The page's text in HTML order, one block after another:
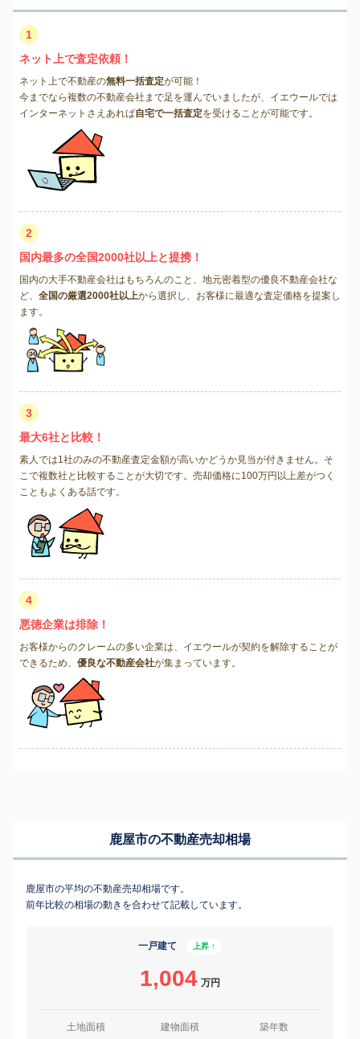
1
ネット上で査定依頼！
ネット上で不動産の無料一括査定が可能！
今までなら複数の不動産会社まで足を運んでいましたが、イエウールでは
インターネットさえあれば自宅で一括査定を受けることが可能です。
2
国内最多の全国2000社以上と提携！
国内の大手不動産会社はもちろんのこと、地元密着型の優良不動産会社な
ど、 全国の厳選2000社以上から選択し、お客様に最適な査定価格を提案し
ます。
3
最大6社と比較！
素人では1社のみの不動産査定金額が高いかどうか見当が付きません。そ
こで複数社と比較することが大切です。売却価格に100万円以上差がつく
こともよくある話です。
4
悪徳企業は排除！
お客様からのクレームの多い企業は、イエウールが契約を解除することが
できるため、 優良な不動産会社が集まっています。
鹿屋市の不動産売却相場
鹿屋市の平均の不動産売却相場です。
前年比較の相場の動きを合わせて記載しています。
一戸建て 上昇 ↑
1,004 万円
土地面積 建物面積 築年数